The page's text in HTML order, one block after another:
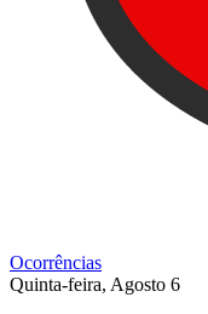
Ocorrências
Quinta-feira, Agosto 6